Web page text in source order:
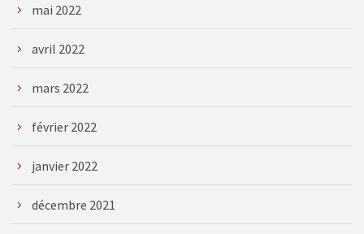
mai 2022
avril 2022
mars 2022
février 2022
janvier 2022
décembre 2021